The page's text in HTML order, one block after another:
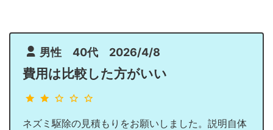
男性 40代 2026/4/8
費用は比較した方がいい
ネズミ駆除の見積もりをお願いしました。説明自体